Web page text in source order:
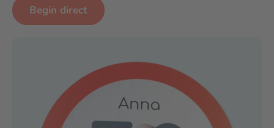
Begin direct